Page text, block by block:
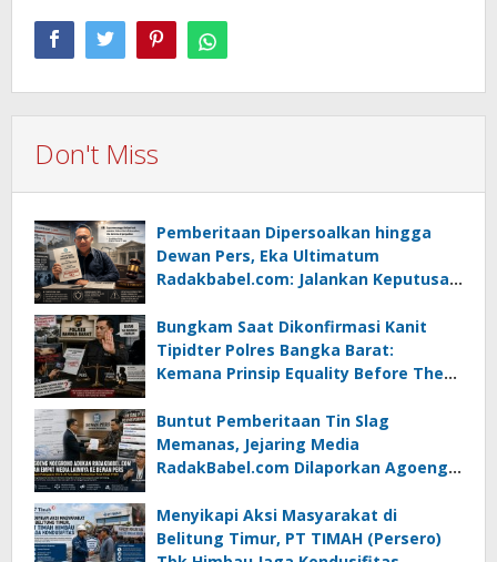
Don't Miss
Pemberitaan Dipersoalkan hingga
Dewan Pers, Eka Ultimatum
Radakbabel.com: Jalankan Keputusan
Bungkam Saat Dikonfirmasi Kanit
Tipidter Polres Bangka Barat:
Kemana Prinsip Equality Before The
Buntut Pemberitaan Tin Slag
Memanas, Jejaring Media
RadakBabel.com Dilaporkan Agoeng
Menyikapi Aksi Masyarakat di
Belitung Timur, PT TIMAH (Persero)